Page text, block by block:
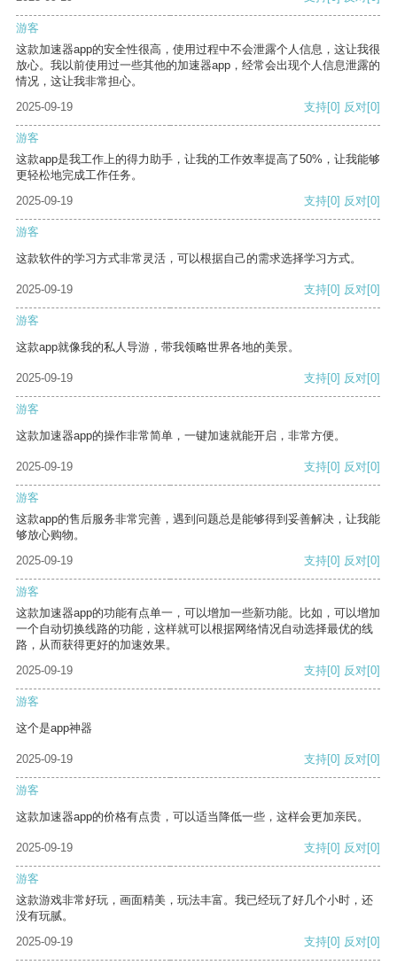
游客
这款加速器app的安全性很高，使用过程中不会泄露个人信息，这让我很
放心。我以前使用过一些其他的加速器app，经常会出现个人信息泄露的
情况，这让我非常担心。
2025-09-19
支持[0] 反对[0]
游客
这款app是我工作上的得力助手，让我的工作效率提高了50%，让我能够
更轻松地完成工作任务。
2025-09-19
支持[0] 反对[0]
游客
这款软件的学习方式非常灵活，可以根据自己的需求选择学习方式。
2025-09-19 支持[0] 反对[0]
游客
这款app就像我的私人导游，带我领略世界各地的美景。
2025-09-19 支持[0] 反对[0]
游客
这款加速器app的操作非常简单，一键加速就能开启，非常方便。
2025-09-19 支持[0] 反对[0]
游客
这款app的售后服务非常完善，遇到问题总是能够得到妥善解决，让我能
够放心购物。
2025-09-19
支持[0] 反对[0]
游客
这款加速器app的功能有点单一，可以增加一些新功能。比如，可以增加
一个自动切换线路的功能，这样就可以根据网络情况自动选择最优的线
路，从而获得更好的加速效果。
2025-09-19
支持[0] 反对[0]
游客
这个是app神器
2025-09-19 支持[0] 反对[0]
游客
这款加速器app的价格有点贵，可以适当降低一些，这样会更加亲民。
2025-09-19 支持[0] 反对[0]
游客
这款游戏非常好玩，画面精美，玩法丰富。我已经玩了好几个小时，还
没有玩腻。
2025-09-19
支持[0] 反对[0]